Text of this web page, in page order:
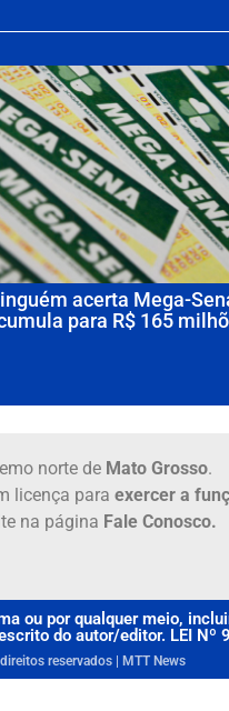
acerta Mega-
para R$ 165
norte de Mato Grosso.
licença para exercer a
na página Fale Conosco.
ou por qualquer meio,
do autor/editor. LEI Nº
reservados | MTT News